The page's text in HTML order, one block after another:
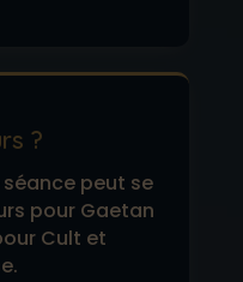
?
séance peut se
pour Gaetan
Cult et